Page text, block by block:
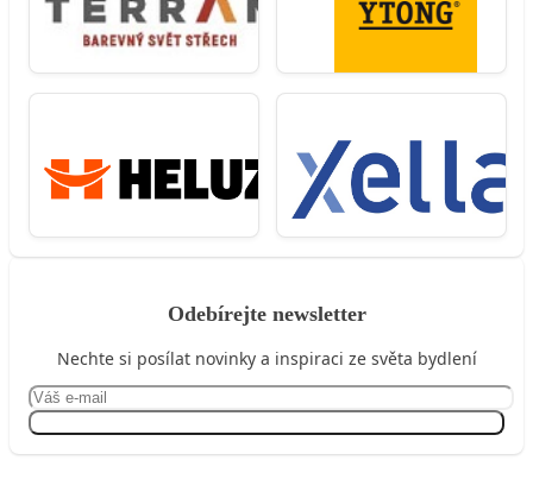
Odebírejte newsletter
Nechte si posílat novinky a inspiraci ze světa bydlení